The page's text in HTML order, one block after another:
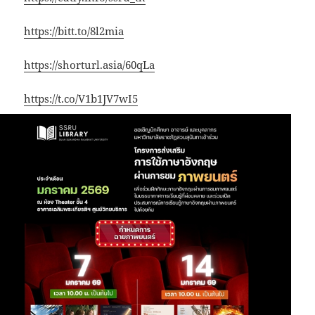
https://bitt.to/8l2mia
https://shorturl.asia/60qLa
https://t.co/V1b1JV7wI5